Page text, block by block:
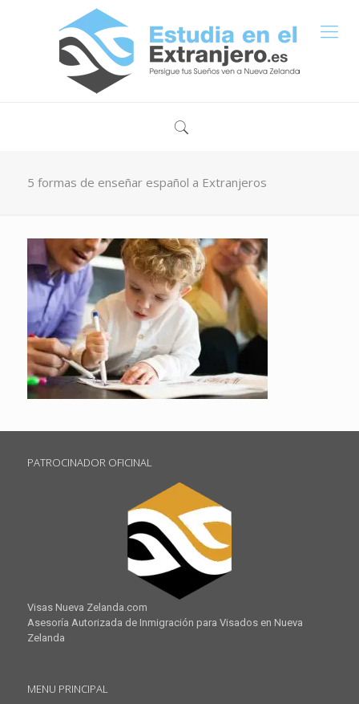
5 formas de enseñar español a Extranjeros
PATROCINADOR OFICINAL
Visas Nueva Zelanda.com
Asesoría Autorizada de Inmigración para Visados en Nueva
Zelanda
MENU PRINCIPAL